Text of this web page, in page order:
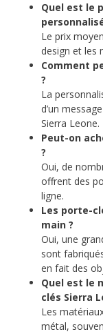
Quel est le
Le prix
design et les
Comment
?
La
d’un
Sierra Leone.
Peut-on
?
Oui, de
offrent des
ligne.
Les porte-
main ?
Oui, une
sont
en fait des
Quel est le
clés Sierra
Les
métal,